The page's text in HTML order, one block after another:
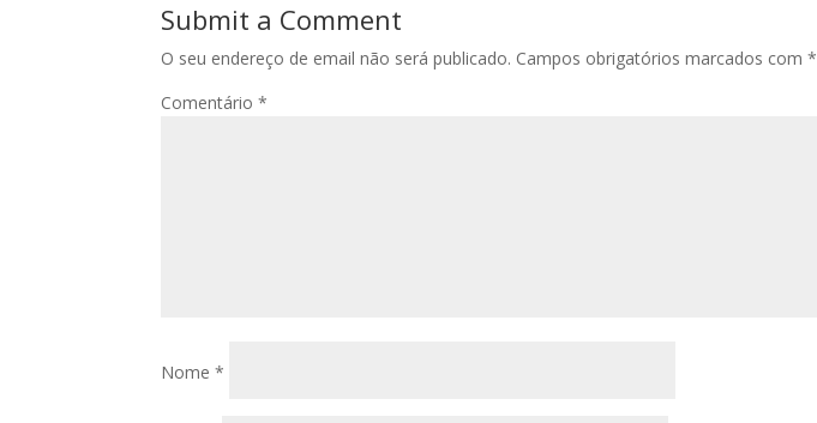
Submit a Comment
O seu endereço de email não será publicado. Campos obrigatórios marcados com*
Comentário*
Nome*